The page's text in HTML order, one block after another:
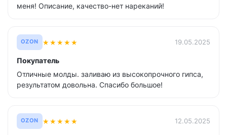
меня! Описание, качество-нет нареканий!
OZON ★★★★★ 19.05.2025
Покупатель
Отличные молды. заливаю из высокопрочного гипса,
результатом довольна. Спасибо большое!
OZON ★★★★★ 12.05.2025